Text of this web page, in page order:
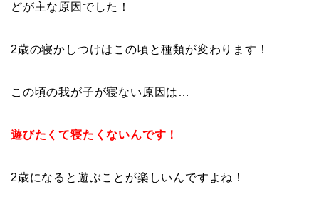
どが主な原因でした！
2歳の寝かしつけはこの頃と種類が変わります！
この頃の我が子が寝ない原因は…
遊びたくて寝たくないんです！
2歳になると遊ぶことが楽しいんですよね！